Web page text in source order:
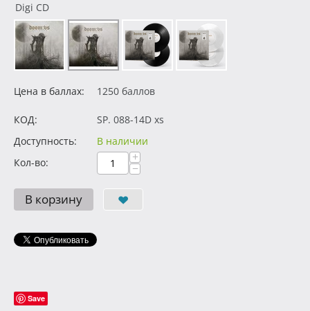
Digi CD
Цена в баллах: 1250 баллов
КОД:
SP. 088-14D xs
Доступность:
В наличии
Кол-во:
+
−
В корзину
Save